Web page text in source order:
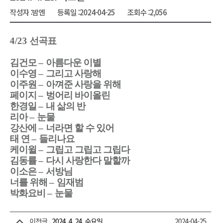
작성자 :밤엔 등록일 :2024-04-25 조회수 :2,056
4/23 선곡표
김건모– 아름다운 이별
이수영 – 그리고 사랑해
이주원 – 아껴준 사랑을 위해
페이지 – 벙어리 바이올린
한경일 – 내 삶의 반
리아– 눈물
강산에 – 너라면 할 수 있어
태 연 – 들리나요
케이윌 – 그립고 그립고 그립다
김동률– 다시 사랑한다 말할까
이소은– 서방님
너를 위해 – 임재범
박화요비 – 눈물
이전글 2024. 4. 24. 수요일 2024-04-25